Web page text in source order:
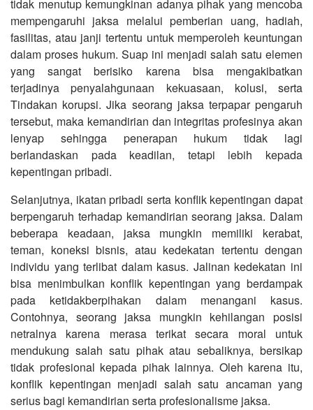
tidak menutup kemungkinan adanya pihak yang mencoba
mempengaruhi jaksa melalui pemberian uang, hadiah,
fasilitas, atau janji tertentu untuk memperoleh keuntungan
dalam proses hukum. Suap ini menjadi salah satu elemen
yang sangat berisiko karena bisa mengakibatkan
terjadinya penyalahgunaan kekuasaan, kolusi, serta
Tindakan korupsi. Jika seorang jaksa terpapar pengaruh
tersebut, maka kemandirian dan integritas profesinya akan
lenyap sehingga penerapan hukum tidak lagi
berlandaskan pada keadilan, tetapi lebih kepada
kepentingan pribadi.
Selanjutnya, ikatan pribadi serta konflik kepentingan dapat
berpengaruh terhadap kemandirian seorang jaksa. Dalam
beberapa keadaan, jaksa mungkin memiliki kerabat,
teman, koneksi bisnis, atau kedekatan tertentu dengan
individu yang terlibat dalam kasus. Jalinan kedekatan ini
bisa menimbulkan konflik kepentingan yang berdampak
pada ketidakberpihakan dalam menangani kasus.
Contohnya, seorang jaksa mungkin kehilangan posisi
netralnya karena merasa terikat secara moral untuk
mendukung salah satu pihak atau sebaliknya, bersikap
tidak profesional kepada pihak lainnya. Oleh karena itu,
konflik kepentingan menjadi salah satu ancaman yang
serius bagi kemandirian serta profesionalisme jaksa.